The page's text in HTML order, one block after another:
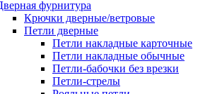
фурнитура
Крючки дверные/ветровые
Петли дверные
Петли накладные карточные
Петли накладные обычные
Петли-бабочки без врезки
Петли-стрелы